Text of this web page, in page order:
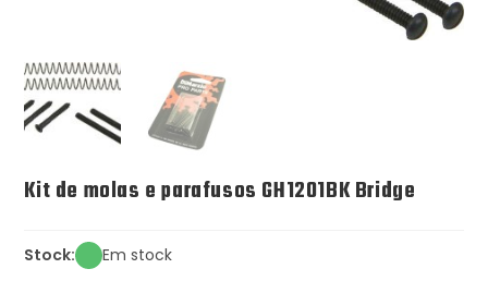
Kit de molas e parafusos GH1201BK Bridge
Stock: Em stock